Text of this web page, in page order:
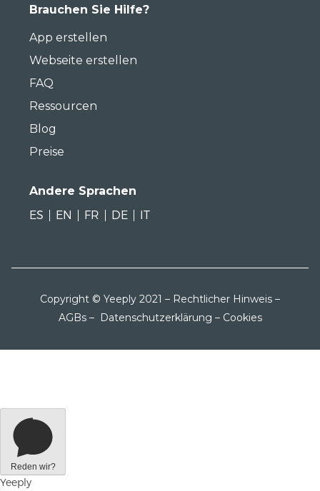
Brauchen Sie Hilfe?
App erstellen
Webseite erstellen
FAQ
Ressourcen
Blog
Preise
Andere Sprachen
ES
EN FR DE IT
Copyright © Yeeply 2021 – Rechtlicher Hinweis –
AGBs– Datenschutzerklärung – Cookies
Reden wir?
Yeeply